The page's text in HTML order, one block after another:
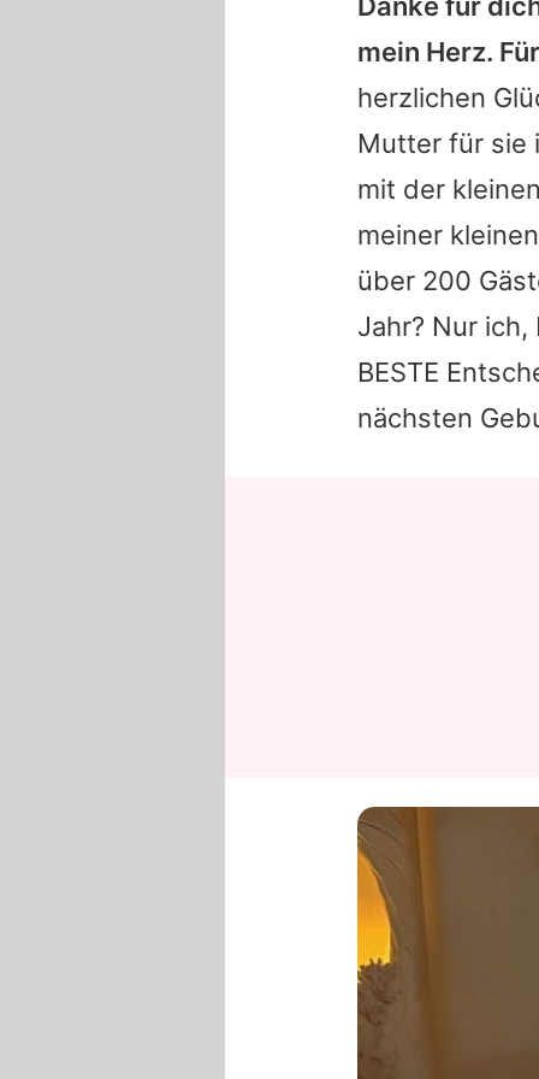
mein Herz.
herzlichen
Mutter für sie
mit der
meiner
über 200
Jahr? Nur
BESTE
nächsten